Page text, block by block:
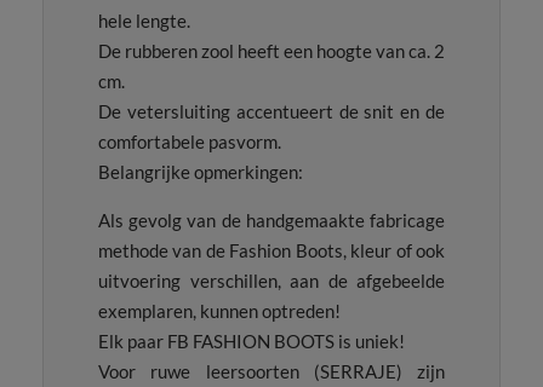
hele lengte.
De rubberen zool heeft een hoogte van ca. 2
cm.
De vetersluiting accentueert de snit en de
comfortabele pasvorm.
Belangrijke opmerkingen:
Als gevolg van de handgemaakte fabricage
methode van de Fashion Boots, kleur of ook
uitvoering verschillen, aan de afgebeelde
exemplaren, kunnen optreden!
Elk paar FB FASHION BOOTS is uniek!
Voor ruwe leersoorten (SERRAJE) zijn